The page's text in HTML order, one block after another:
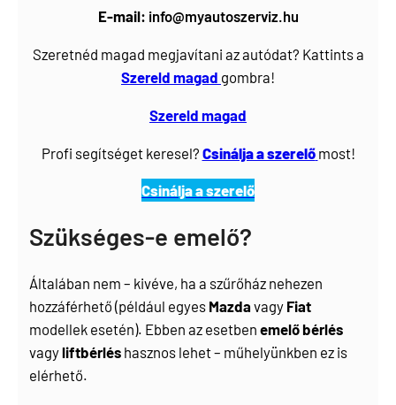
E-mail: info@myautoszerviz.hu
Szeretnéd magad megjavítani az autódat? Kattints a
Szereld magad gombra!
Szereld magad
Profi segítséget keresel? Csinálja a szerelő most!
Csinálja a szerelő
Szükséges-e emelő?
Általában nem – kivéve, ha a szűrőház nehezen
hozzáférhető (például egyes Mazda vagy Fiat
modellek esetén). Ebben az esetbenemelő bérlés
vagyliftbérlés hasznos lehet – műhelyünkben ez is
elérhető.